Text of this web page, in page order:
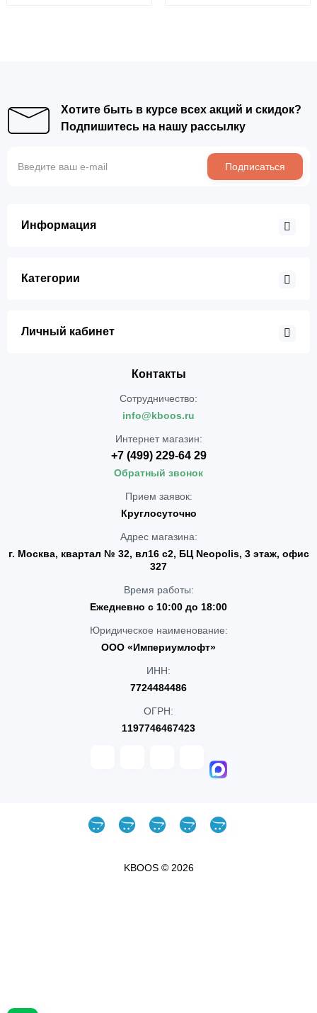
Хотите быть в курсе всех акций и скидок?
Подпишитесь на нашу рассылку
Подписаться
Информация
Категории
Личный кабинет
Контакты
Сотрудничество:
info@kboos.ru
Интернет магазин:
+7 (499) 229-64 29
Обратный звонок
Прием заявок:
Круглосуточно
Адрес магазина:
г. Москва, квартал № 32, вл16 с2, БЦ Neopolis, 3 этаж, офис
327
Время работы:
Ежедневно с 10:00 до 18:00
Юридическое наименование:
ООО «Империумлофт»
ИНН:
7724484486
ОГРН:
1197746467423
KBOOS © 2026